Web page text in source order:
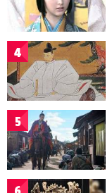
4
5